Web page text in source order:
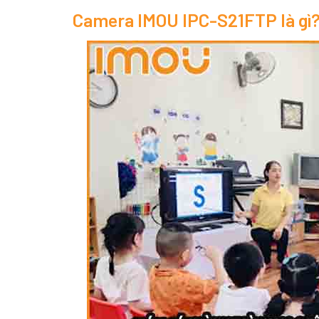
Camera IMOU IPC-S21FTP là